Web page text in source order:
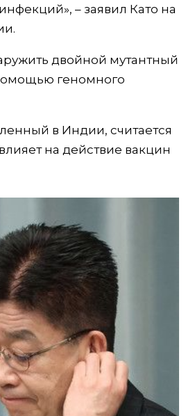
– заявил Като на
двойной мутантный
геномного
в Индии, считается
на действие вакцин